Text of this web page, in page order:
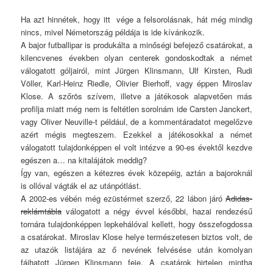
Ha azt hinnétek, hogy itt vége a felsorolásnak, hát még mindig
nincs, mivel Németország példája is ide kívánkozik.
A bajor futballipar is produkálta a minőségi befejező csatárokat, a
kilencvenes években olyan centerek gondoskodtak a német
válogatott góljairól, mint Jürgen Klinsmann, Ulf Kirsten, Rudi
Völler, Karl-Heinz Riedle, Olivier Bierhoff, vagy éppen Miroslav
Klose. A szőrös szívem, illetve a játékosok alapvetően más
profilja miatt még nem is feltétlen sorolnám ide Carsten Janckert,
vagy Oliver Neuville-t például, de a kommentáradatot megelőzve
azért mégis megteszem. Ezekkel a játékosokkal a német
válogatott tulajdonképpen el volt intézve a 90-es évektől kezdve
egészen a… na kitalájátok meddig?
Így van, egészen a kétezres évek közepéig, aztán a bajoroknál
is ollóval vágták el az utánpótlást.
A 2002-es vébén még ezüstérmet szerző, 22 lábon járó Adidas-
reklámtábla válogatott a négy évvel későbbi, hazai rendezésű
tornára tulajdonképpen lepkehálóval kellett, hogy összefogdossa
a csatárokat. Miroslav Klose helye természetesen biztos volt, de
az utazók listájára az ő nevének felvésése után komolyan
fájhatott Jürgen Klinsmann feje. A csatárok hirtelen mintha